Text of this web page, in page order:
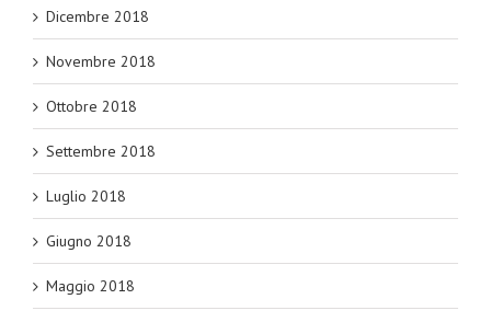
Dicembre 2018
Novembre 2018
Ottobre 2018
Settembre 2018
Luglio 2018
Giugno 2018
Maggio 2018